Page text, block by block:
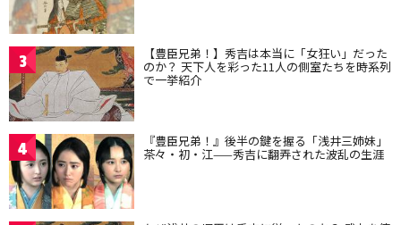
3 【豊臣兄弟！】秀吉は本当に「女狂い」だった
のか？ 天下人を彩った11人の側室たちを時系列
で一挙紹介
4 『豊臣兄弟！』後半の鍵を握る「浅井三姉妹」
茶々・初・江——秀吉に翻弄された波乱の生涯